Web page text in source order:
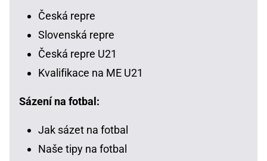
Česká repre
Slovenská repre
Česká repre U21
Kvalifikace na ME U21
Sázení na fotbal:
Jak sázet na fotbal
Naše tipy na fotbal